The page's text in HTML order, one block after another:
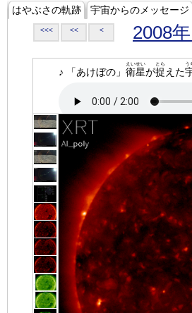
はやぶさの軌跡 宇宙からのメッセージ
<<< << < 2008
♪ 「あけぼの」 衛星
えいせい
が捉
とら
えた
う